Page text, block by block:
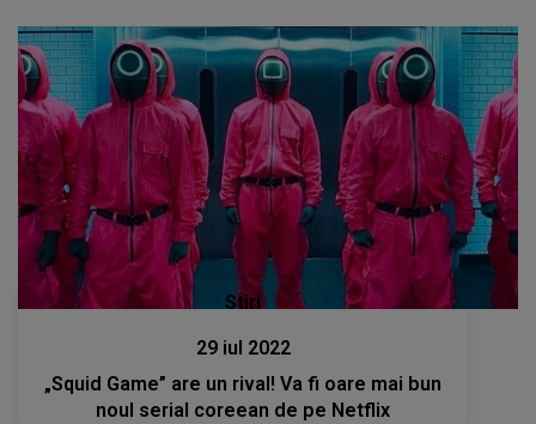
Stiri
29 iul 2022
„Squid Game” are un rival! Va fi oare mai bun
noul serial coreean de pe Netflix